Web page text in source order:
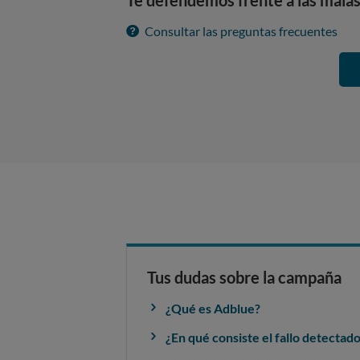
Consultar las preguntas frecuentes
Tus dudas sobre la campaña
¿Qué es Adblue?
¿En qué consiste el fallo